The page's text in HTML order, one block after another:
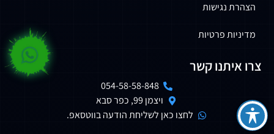
הצהרת נגישות
מדיניות פרטיות
צרו איתנו קשר
054-58-58-848
ויצמן 99, כפר סבא
לחצו כאן לשליחת הודעה בווטסאפ.